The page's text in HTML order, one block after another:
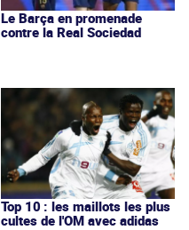
Le Barça en promenade
contre la Real Sociedad
Top 10 : les maillots les plus
cultes de l'OM avec adidas